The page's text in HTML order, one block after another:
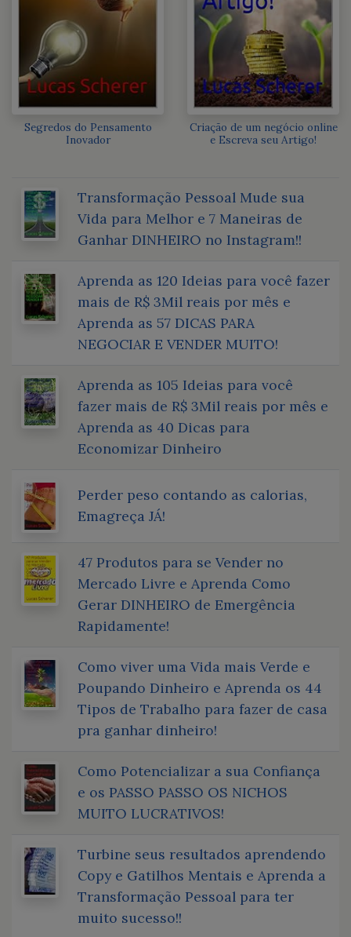
Segredos do Pensamento
Inovador
Criação de um negócio online
e Escreva seu Artigo!
Transformação Pessoal Mude sua
Vida para Melhor e 7 Maneiras de
Ganhar DINHEIRO no Instagram!!
Aprenda as 120 Ideias para você fazer
mais de R$ 3Mil reais por mês e
Aprenda as 57 DICAS PARA
NEGOCIAR E VENDER MUITO!
Aprenda as 105 Ideias para você
fazer mais de R$ 3Mil reais por mês e
Aprenda as 40 Dicas para
Economizar Dinheiro
Perder peso contando as calorias,
Emagreça JÁ!
47 Produtos para se Vender no
Mercado Livre e Aprenda Como
Gerar DINHEIRO de Emergência
Rapidamente!
Como viver uma Vida mais Verde e
Poupando Dinheiro e Aprenda os 44
Tipos de Trabalho para fazer de casa
pra ganhar dinheiro!
Como Potencializar a sua Confiança
e os PASSO PASSO OS NICHOS
MUITO LUCRATIVOS!
Turbine seus resultados aprendendo
Copy e Gatilhos Mentais e Aprenda a
Transformação Pessoal para ter
muito sucesso!!